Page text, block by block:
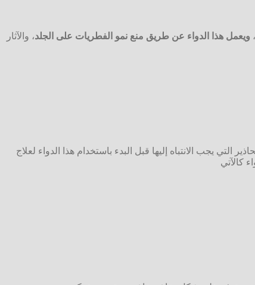
ويعمل هذا الدواء عن طريق منع نمو الفطريات على الجلد، والآثار
التي يجب الانتباه إليها قبل البدء باستخدام هذا الدواء لعلاج
كالآتي